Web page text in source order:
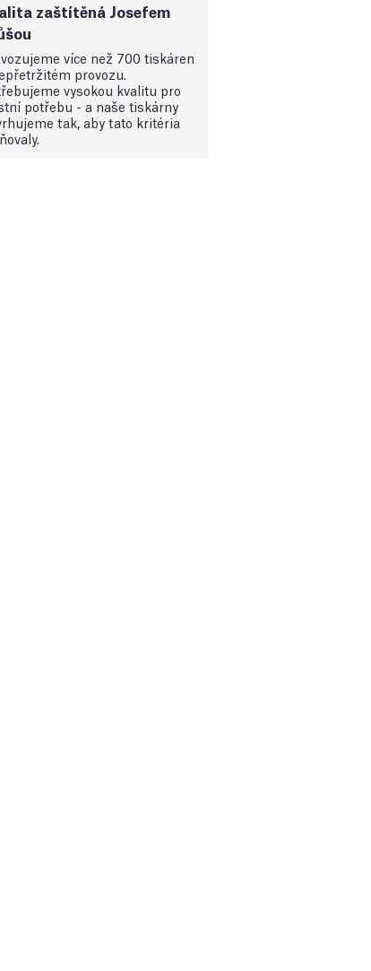
zaštítěná Josefem
více než 700 tiskáren
provozu.
vysokou kvalitu pro
potřebu - a naše tiskárny
tak, aby tato kritéria